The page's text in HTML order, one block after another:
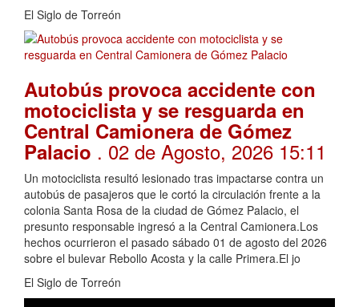
El Siglo de Torreón
Autobús provoca accidente con
motociclista y se resguarda en
Central Camionera de Gómez
Palacio . 02 de Agosto, 2026 15:11
Un motociclista resultó lesionado tras impactarse contra un
autobús de pasajeros que le cortó la circulación frente a la
colonia Santa Rosa de la ciudad de Gómez Palacio, el
presunto responsable ingresó a la Central Camionera.Los
hechos ocurrieron el pasado sábado 01 de agosto del 2026
sobre el bulevar Rebollo Acosta y la calle Primera.El jo
El Siglo de Torreón